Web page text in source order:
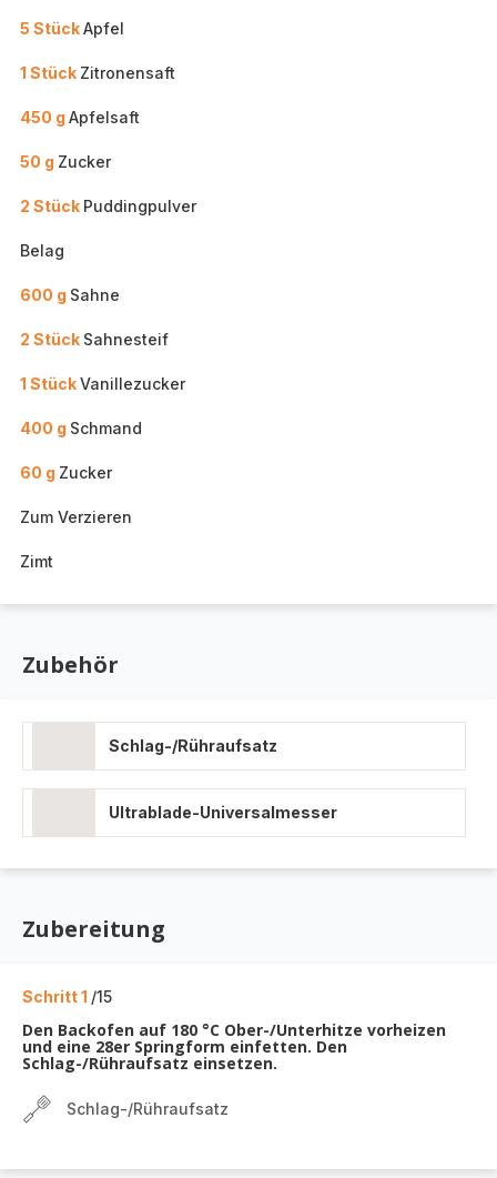
5 StückApfel
1 Stück Zitronensaft
450 g Apfelsaft
50 g Zucker
2 Stück Puddingpulver
Belag
600 g Sahne
2 Stück Sahnesteif
1 StückVanillezucker
400 g Schmand
60 g Zucker
Zum Verzieren
Zimt
Zubehör
Schlag-/Rühraufsatz
Ultrablade-Universalmesser
Zubereitung
Schritt 1 /15
Den Backofen auf 180 °C Ober-/Unterhitze vorheizen
und eine 28er Springform einfetten. Den
Schlag-/Rühraufsatz einsetzen.
Schlag-/Rühraufsatz